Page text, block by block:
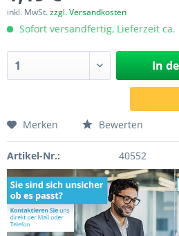
inkl. MwSt.zzgl. Versandkosten
Sofort versandfertig, Lieferzeit ca.
In
Merken Bewerten
Artikel-Nr.: 40552